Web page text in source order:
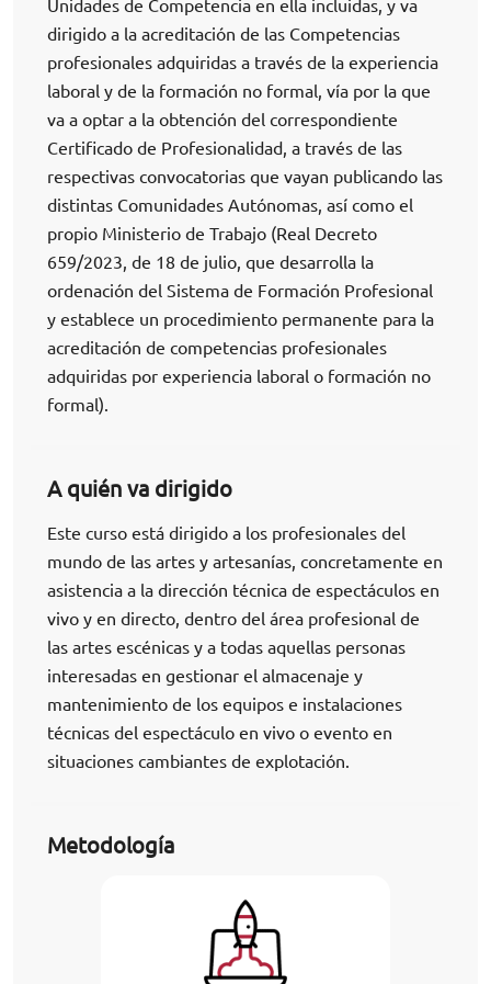
Unidades de Competencia en ella incluidas, y va
dirigido a la acreditación de las Competencias
profesionales adquiridas a través de la experiencia
laboral y de la formación no formal, vía por la que
va a optar a la obtención del correspondiente
Certificado de Profesionalidad, a través de las
respectivas convocatorias que vayan publicando las
distintas Comunidades Autónomas, así como el
propio Ministerio de Trabajo (Real Decreto
659/2023, de 18 de julio, que desarrolla la
ordenación del Sistema de Formación Profesional
y establece un procedimiento permanente para la
acreditación de competencias profesionales
adquiridas por experiencia laboral o formación no
formal).
A quién va dirigido
Este curso está dirigido a los profesionales del
mundo de las artes y artesanías, concretamente en
asistencia a la dirección técnica de espectáculos en
vivo y en directo, dentro del área profesional de
las artes escénicas y a todas aquellas personas
interesadas en gestionar el almacenaje y
mantenimiento de los equipos e instalaciones
técnicas del espectáculo en vivo o evento en
situaciones cambiantes de explotación.
Metodología